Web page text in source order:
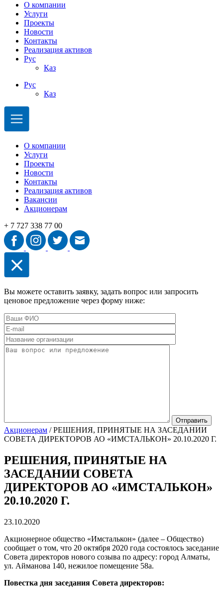
О компании
Услуги
Проекты
Новости
Контакты
Реализация активов
Рус
Қаз
Рус
Қаз
О компании
Услуги
Проекты
Новости
Контакты
Реализация активов
Вакансии
Акционерам
+ 7 727 338 77 00
Вы можете оставить заявку, задать вопрос или запросить
ценовое предложение через форму ниже:
Акционерам /РЕШЕНИЯ, ПРИНЯТЫЕ НА ЗАСЕДАНИИ
СОВЕТА ДИРЕКТОРОВ АО «ИМСТАЛЬКОН» 20.10.2020 Г.
РЕШЕНИЯ, ПРИНЯТЫЕ НА
ЗАСЕДАНИИ СОВЕТА
ДИРЕКТОРОВ АО «ИМСТАЛЬКОН»
20.10.2020 Г.
23.10.2020
Акционерное общество «Имсталькон» (далее – Общество)
сообщает о том, что 20 октября 2020 года состоялось заседание
Совета директоров нового созыва по адресу: город Алматы,
ул. Айманова 140, нежилое помещение 58а.
Повестка дня заседания Совета директоров: